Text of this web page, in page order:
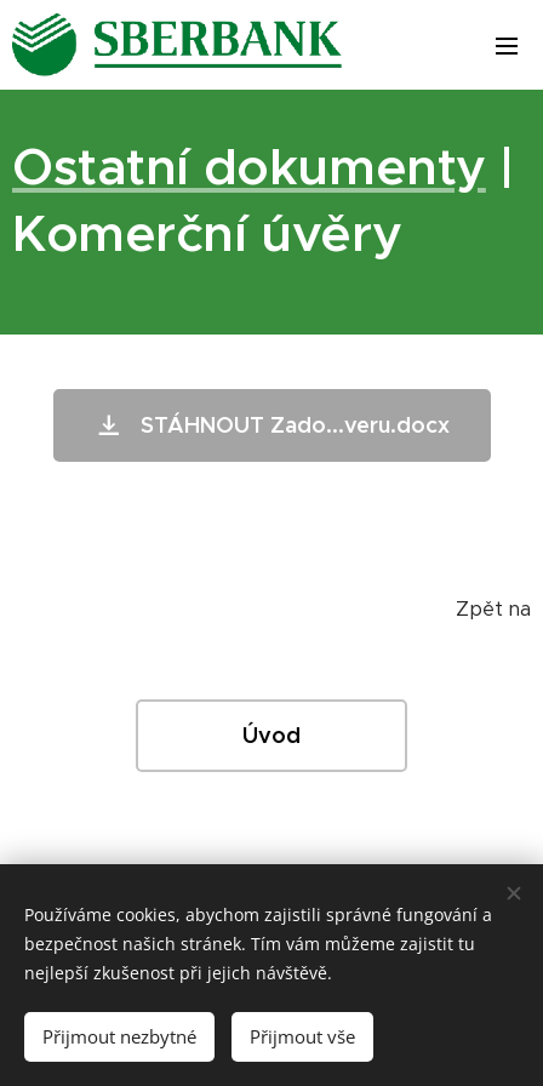
Ostatní dokumenty |
Komerční úvěry
STÁHNOUT Zado...veru.docx
Zpět na
Úvod
Copyright © Sberbank CZ, a.s. Cookies
Používáme cookies, abychom zajistili správné fungování a
bezpečnost našich stránek. Tím vám můžeme zajistit tu
nejlepší zkušenost při jejich návštěvě.
Přijmout nezbytné Přijmout vše